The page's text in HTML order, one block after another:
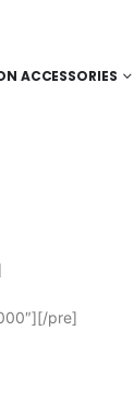
ACCESSORIES
pre]